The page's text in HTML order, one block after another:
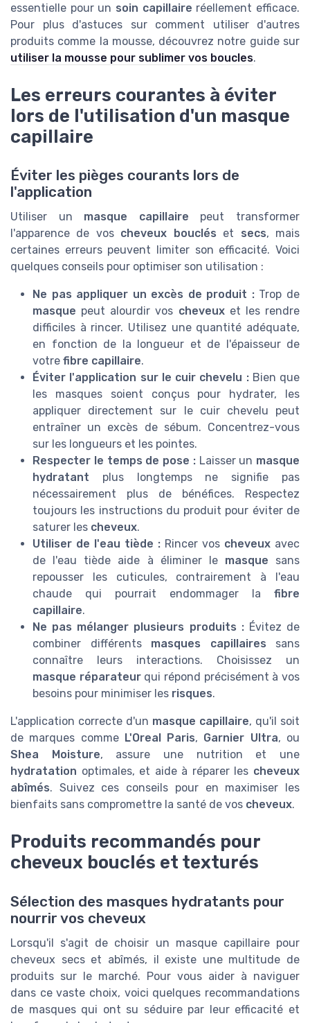
essentielle pour un soin capillaire réellement efficace.
Pour plus d'astuces sur comment utiliser d'autres
produits comme la mousse, découvrez notre guide sur
utiliser la mousse pour sublimer vos boucles.
Les erreurs courantes à éviter
lors de l'utilisation d'un masque
capillaire
Éviter les pièges courants lors de
l'application
Utiliser un masque capillaire peut transformer
l'apparence de vos cheveux bouclés et secs, mais
certaines erreurs peuvent limiter son efficacité. Voici
quelques conseils pour optimiser son utilisation :
Ne pas appliquer un excès de produit :Trop de
masque peut alourdir vos cheveuxet les rendre
difficiles à rincer. Utilisez une quantité adéquate,
en fonction de la longueur et de l'épaisseur de
votre fibre capillaire.
Éviter l'application sur le cuir chevelu :Bien que
les masques soient conçus pour hydrater, les
appliquer directement sur le cuir chevelu peut
entraîner un excès de sébum. Concentrez-vous
sur les longueurs et les pointes.
Respecter le temps de pose :Laisser un masque
hydratant plus longtemps ne signifie pas
nécessairement plus de bénéfices. Respectez
toujours les instructions du produit pour éviter de
saturer les cheveux.
Utiliser de l'eau tiède : Rincer vos cheveux avec
de l'eau tiède aide à éliminer le masque sans
repousser les cuticules, contrairement à l'eau
chaude qui pourrait endommager la fibre
capillaire.
Ne pas mélanger plusieurs produits :Évitez de
combiner différents masques capillaires sans
connaître leurs interactions. Choisissez un
masque réparateurqui répond précisément à vos
besoins pour minimiser les risques.
L'application correcte d'un masque capillaire, qu'il soit
de marques comme L'Oreal Paris, Garnier Ultra, ou
Shea Moisture, assure une nutrition et une
hydratation optimales, et aide à réparer les cheveux
abîmés. Suivez ces conseils pour en maximiser les
bienfaits sans compromettre la santé de vos cheveux.
Produits recommandés pour
cheveux bouclés et texturés
Sélection des masques hydratants pour
nourrir vos cheveux
Lorsqu'il s'agit de choisir un masque capillaire pour
cheveux secs et abîmés, il existe une multitude de
produits sur le marché. Pour vous aider à naviguer
dans ce vaste choix, voici quelques recommandations
de masques qui ont su séduire par leur efficacité et